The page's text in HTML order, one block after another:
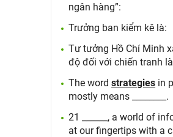
ngân hàng”:
Trưởng ban kiểm kê là:
Tư tưởng Hồ Chí Minh
độ đối với chiến tranh
The wordstrategies in
mostly means ________.
21 ______, a world of
at our fingertips with a